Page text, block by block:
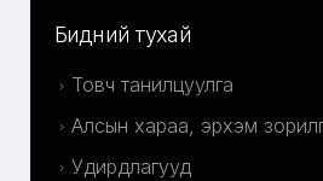
Бидний тухай
Товч танилцуулга
Алсын хараа, эрхэм
Удирдлагууд